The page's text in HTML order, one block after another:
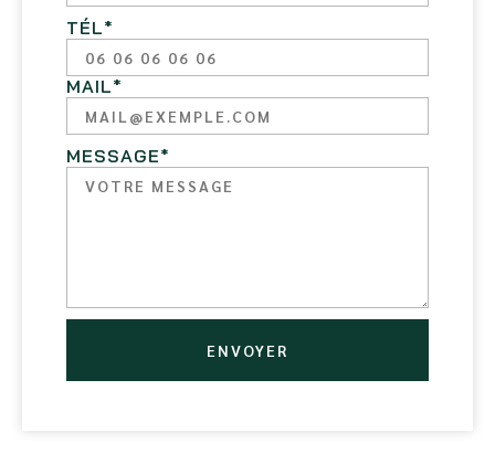
TÉL*
MAIL*
MESSAGE*
ENVOYER